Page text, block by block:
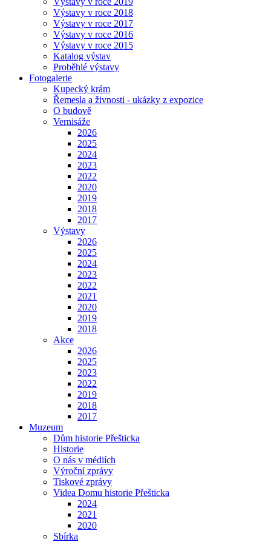
Výstavy v roce 2018
Výstavy v roce 2017
Výstavy v roce 2016
Výstavy v roce 2015
Katalog výstav
Proběhlé výstavy
Fotogalerie
Kupecký krám
Řemesla a živnosti - ukázky z expozice
O budově
Vernisáže
2026
2025
2024
2023
2022
2020
2019
2018
2017
Výstavy
2026
2025
2024
2023
2022
2021
2020
2019
2018
Akce
2026
2025
2023
2022
2019
2018
2017
Muzeum
Dům historie Přešticka
Historie
O nás v médiích
Výroční zprávy
Tiskové zprávy
Videa Domu historie Přešticka
2024
2021
2020
Sbírka